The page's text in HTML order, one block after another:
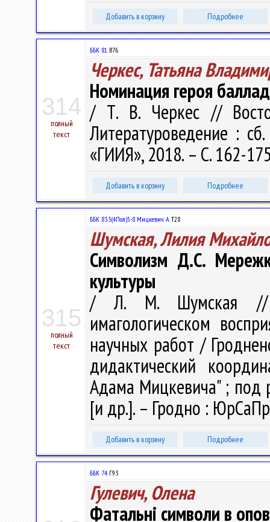
Добавить в корзину Подробнее
314
полный
текст
ББК 81.В76
Черкес, Татьяна
Номинация героя
/ Т. В. Черкес //
Литературоведение :
«ГИИЯ», 2018. – С. 162-
Добавить в корзину Подробнее
315
полный
текст
ББК 83.3(4Пол)5-8 Мицкевич А.Т28
Шумская, Лилия
Символизм Д.С.
культуры
/ Л. М. Шумская //
имагологическом
научных работ /
дидактический
Адама Мицкевича" ; под
[и др.]. – Гродно :
Добавить в корзину Подробнее
ББК 74.Г93
Гулевич, Олена
Фатальнi символи в